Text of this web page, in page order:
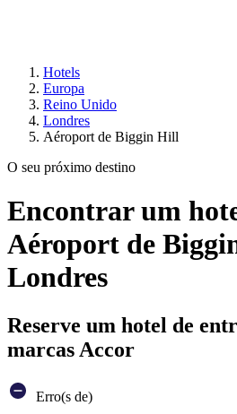
Hotels
Europa
Reino Unido
Londres
Aéroport de Biggin Hill
O seu próximo destino
Encontrar um
Aéroport de
Londres
Reserve um hotel de
marcas Accor
Erro(s de)